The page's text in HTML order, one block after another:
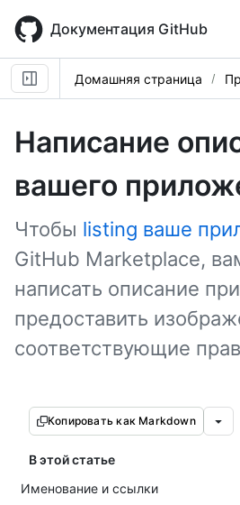
main
content
Документация GitHub
Домашняя страница
Написание
вашего
Чтобы listing ваше
GitHub Marketplace,
написать описание
предоставить
соответствующие
Копировать как Markdown
В этой статье
Именование и ссылки